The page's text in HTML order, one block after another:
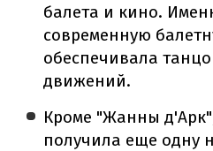
балета и кино.
современную
обеспечивала
движений.
Кроме "Жанны
получила еще одну